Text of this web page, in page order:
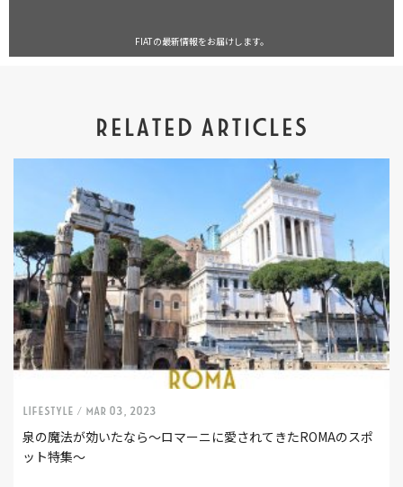
FIATの最新情報をお届けします。
RELATED ARTICLES
LIFESTYLE / Mar 03, 2023
泉の魔法が効いたなら〜ロマーニに愛されてきたROMAのスポ
ット特集〜